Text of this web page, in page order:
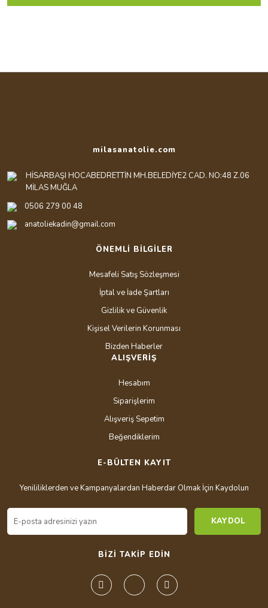
milasanatolie.com
HİSARBAŞI HOCABEDRETTİN MH.BELEDİYE2 CAD. NO:48 Z.06
MİLAS MUĞLA
0506 279 00 48
anatoliekadin@gmail.com
ÖNEMLİ BİLGİLER
Mesafeli Satış Sözleşmesi
İptal ve İade Şartları
Gizlilik ve Güvenlik
Kişisel Verilerin Korunması
Bizden Haberler
ALIŞVERİŞ
Hesabım
Siparişlerim
Alışveriş Sepetim
Beğendiklerim
E-BÜLTEN KAYIT
Yenililiklerden ve Kampanyalardan Haberdar Olmak İçin Kaydolun
KAYDOL
BİZİ TAKİP EDİN